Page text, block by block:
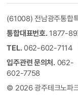
(61008) 전남광주통합
통합대표번호.1877-
TEL.062-602-7114
입주관련 문의처.062-
602-7758
© 2026 광주테크노파